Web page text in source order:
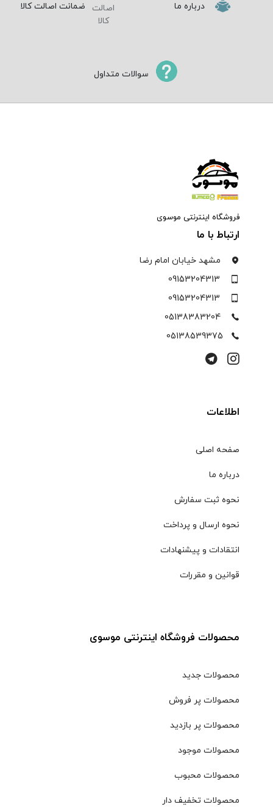
درباره ما ضمانت اصالت کالا
سوالات متداول
فروشگاه اینترنتی موسوی
ارتباط با ما
مشهد خیابان امام رضا
09153204313
09153204313
05138383204
05138539375
اطلاعات
صفحه اصلی
درباره ما
نحوه ثبت سفارش
نحوه ارسال و پرداخت
انتقادات و پیشنهادات
قوانین و مقررات
محصولات فروشگاه اینترنتی موسوی
محصولات جدید
محصولات پر فروش
محصولات پر بازدید
محصولات موجود
محصولات محبوب
محصولات تخفیف دار